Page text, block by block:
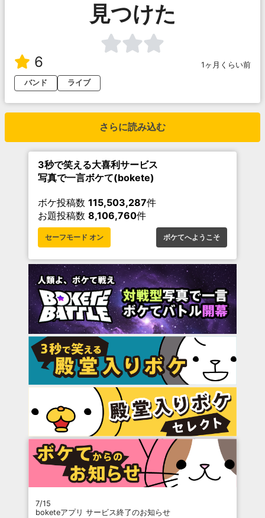
見つけた
6
1ヶ月くらい前
バンド
ライブ
さらに読み込む
3秒で笑える大喜利サービス
写真で一言ボケて(bokete)
ボケ投稿数 115,503,287件
お題投稿数 8,106,760件
セーフモード オン ボケてへようこそ
7/15
boketeアプリ サービス終了のお知らせ